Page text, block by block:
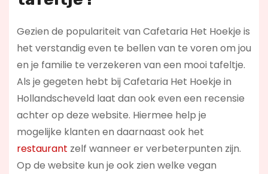
Gezien de populariteit van Cafetaria Het Hoekje is
het verstandig even te bellen van te voren om jou
en je familie te verzekeren van een mooi tafeltje.
Als je gegeten hebt bij Cafetaria Het Hoekje in
Hollandscheveld laat dan ook even een recensie
achter op deze website. Hiermee help je
mogelijke klanten en daarnaast ook het
restaurant zelf wanneer er verbeterpunten zijn.
Op de website kun je ook zien welke vegan